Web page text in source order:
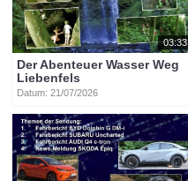
03:33
Der Abenteuer Wasser Weg
Liebenfels
Datum: 21/07/2026